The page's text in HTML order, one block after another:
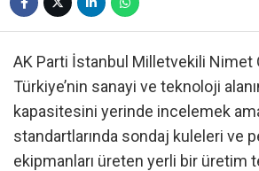
AK Parti İstanbul Milletvekili Nimet
Türkiye’nin sanayi ve teknoloji
kapasitesini yerinde incelemek
standartlarında sondaj kuleleri ve
ekipmanları üreten yerli bir üretim